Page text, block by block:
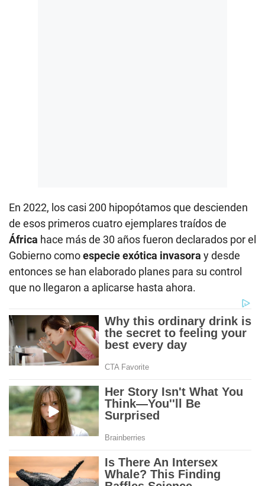
En 2022, los casi 200 hipopótamos que descienden
de esos primeros cuatro ejemplares traídos de
África hace más de 30 años fueron declarados por el
Gobierno comoespecie exótica invasora y desde
entonces se han elaborado planes para su control
que no llegaron a aplicarse hasta ahora.